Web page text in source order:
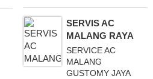
SERVIS AC
MALANG RAYA
SERVICE AC
MALANG
GUSTOMY JAYA